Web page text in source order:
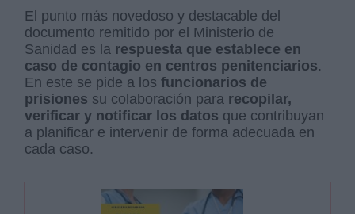
El punto más novedoso y destacable del
documento remitido por el Ministerio de
Sanidad es la respuesta que establece en
caso de contagio en centros penitenciarios.
En este se pide a los funcionarios de
prisiones su colaboración para recopilar,
verificar y notificar los datos que contribuyan
a planificar e intervenir de forma adecuada en
cada caso.